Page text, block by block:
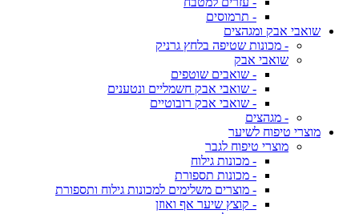
- תרמוסים
שואבי אבק ומגהצים
- מכונות שטיפה בלחץ גרניק
שואבי אבק
- שואבים שוטפים
- שואבי אבק חשמליים ונטענים
- שואבי אבק רובוטיים
- מגהצים
מוצרי טיפוח לשיער
מוצרי טיפוח לגבר
- מכונות גילוח
- מכונות תספורת
- מוצרים משלימים למכונות גילוח ותספורת
- קוצץ שיער אף ואוזן